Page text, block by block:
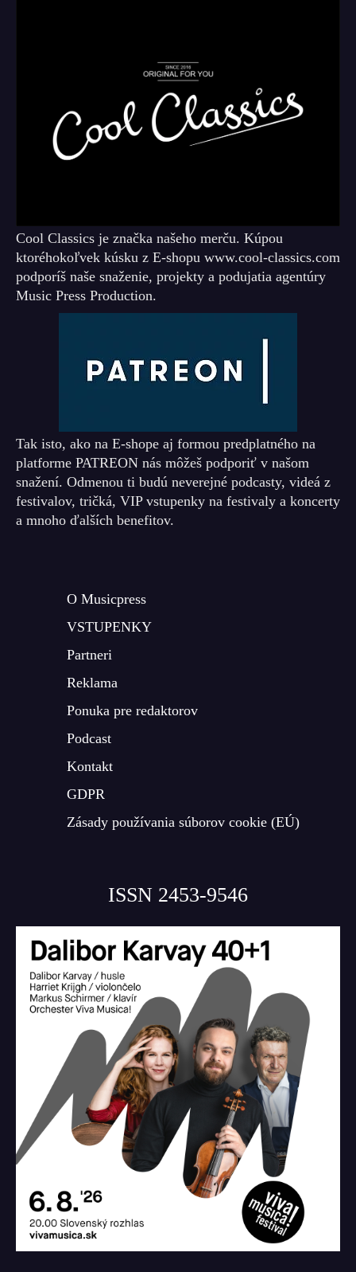
Cool Classics je značka našeho merču. Kúpou
ktoréhokoľvek kúsku z E-shopu www.cool-classics.com
podporíš naše snaženie, projekty a podujatia agentúry
Music Press Production.
Tak isto, ako na E-shope aj formou predplatného na
platforme PATREON nás môžeš podporiť v našom
snažení. Odmenou ti budú neverejné podcasty, videá z
festivalov, tričká, VIP vstupenky na festivaly a koncerty
a mnoho ďalších benefitov.
O Musicpress
VSTUPENKY
Partneri
Reklama
Ponuka pre redaktorov
Podcast
Kontakt
GDPR
Zásady používania súborov cookie (EÚ)
ISSN 2453-9546